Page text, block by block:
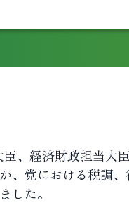
、経済財政担当大
、党における税調
した。